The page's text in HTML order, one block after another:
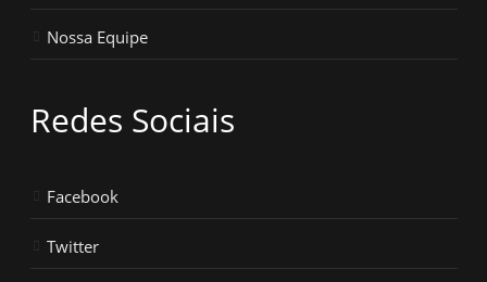
Nossa Equipe
Redes Sociais
Facebook
Twitter